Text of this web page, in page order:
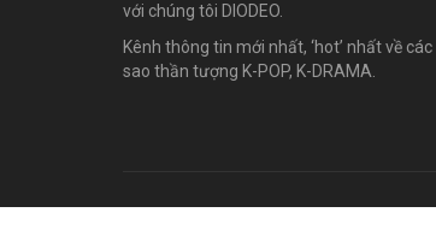
với chúng tôi DIODEO.
Kênh thông tin mới nhất, ‘hot’ nhất về các
sao thần tượng K-POP, K-DRAMA.